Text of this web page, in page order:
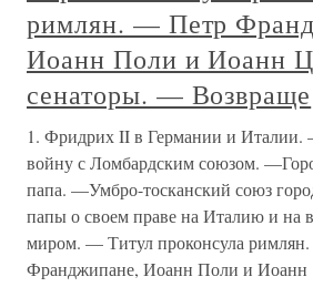
римлян. — Петр
Иоанн Поли и Иоанн
сенаторы. — Возвраще
1. Фридрих II в Германии и Италии.
войну с Ломбардским союзом.
папа. —Умбро-тосканский союз
папы о своем праве на Италию и на
миром. — Титул проконсула
Франджипане, Иоанн Поли и Иоанн